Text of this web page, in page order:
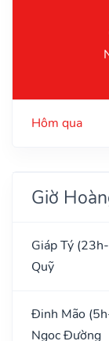
Hôm qua
Giờ
Giáp Tý
Quỹ
Đinh Mão
Ngọc Đường